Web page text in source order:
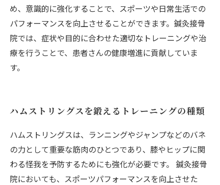
め、意識的に強化することで、スポーツや日常生活での
パフォーマンスを向上させることができます。鍼灸接骨
院では、症状や目的に合わせた適切なトレーニングや治
療を行うことで、患者さんの健康増進に貢献していま
す。
ハムストリングスを鍛えるトレーニングの種類
ハムストリングスは、ランニングやジャンプなどのバネ
の力として重要な筋肉のひとつであり、膝やヒップに関
わる怪我を予防するためにも強化が必要です。 鍼灸接骨
院においても、スポーツパフォーマンスを向上させた